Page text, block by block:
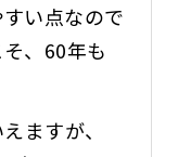
い点なので
、60年も
ますが、